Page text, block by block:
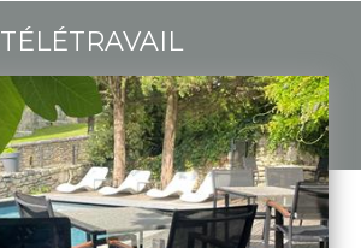
TÉLÉTRAVAIL